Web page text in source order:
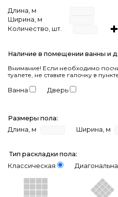
Длина, м
Ширина, м
Количество, шт.
Наличие в помещении ванны и
Внимание! Если необходимо
туалете, не ставьте галочку в
Ванна Дверь
Размеры пола:
Длина, м
Ширина, м
Тип раскладки пола:
Классическая